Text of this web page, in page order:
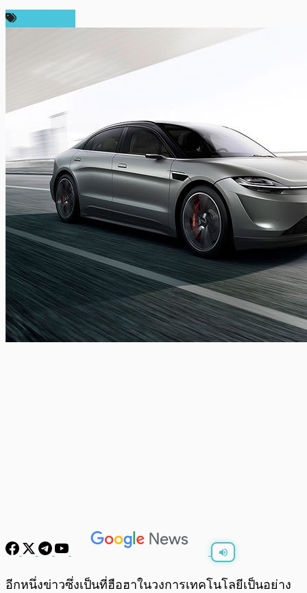
พร้อมเล่น 0:00 /
อีกหนึ่งข่าวซึ่งเป็นที่ฮือฮาในวงการเทคโนโลยีเป็นอย่าง